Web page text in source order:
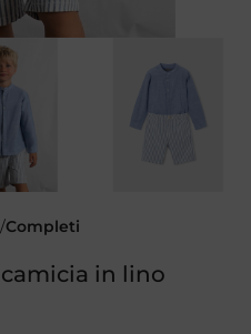
Completi
in lino